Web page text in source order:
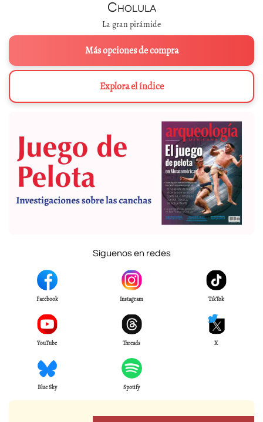
Cholula
La gran pirámide
Más opciones de compra
Explora el índice
Síguenos en redes
Facebook Instagram TikTok
YouTube Threads X
Blue Sky Spotify